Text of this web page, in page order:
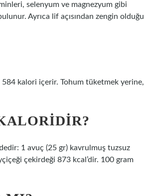
selenyum ve magnezyum gibi
Ayrıca lif açısından zengin olduğu
kalori içerir. Tohum tüketmek yerine,
1 avuç (25 gr) kavrulmuş tuzsuz
çekirdeği 873 kcal’dir. 100 gram